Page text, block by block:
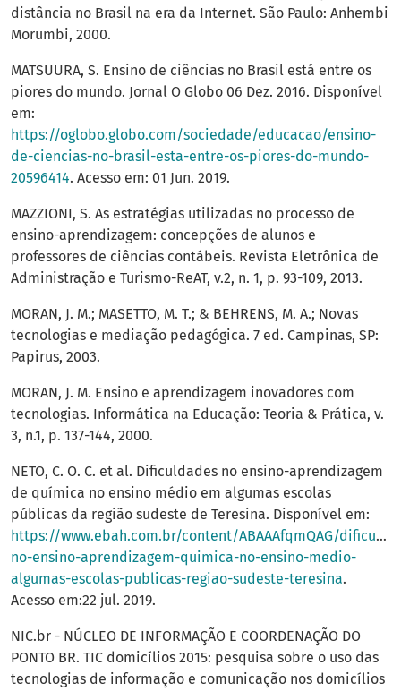
distância no Brasil na era da Internet. São Paulo: Anhembi
Morumbi, 2000.
MATSUURA, S. Ensino de ciências no Brasil está entre os
piores do mundo. Jornal O Globo 06 Dez. 2016. Disponível
em:
https://oglobo.globo.com/sociedade/educacao/ensino-
de-ciencias-no-brasil-esta-entre-os-piores-do-mundo-
20596414. Acesso em: 01 Jun. 2019.
MAZZIONI, S. As estratégias utilizadas no processo de
ensino-aprendizagem: concepções de alunos e
professores de ciências contábeis. Revista Eletrônica de
Administração e Turismo-ReAT, v.2, n. 1, p. 93-109, 2013.
MORAN, J. M.; MASETTO, M. T.; & BEHRENS, M. A.; Novas
tecnologias e mediação pedagógica. 7 ed. Campinas, SP:
Papirus, 2003.
MORAN, J. M. Ensino e aprendizagem inovadores com
tecnologias. Informática na Educação: Teoria & Prática, v.
3, n.1, p. 137-144, 2000.
NETO, C. O. C. et al. Dificuldades no ensino-aprendizagem
de química no ensino médio em algumas escolas
públicas da região sudeste de Teresina. Disponível em:
https://www.ebah.com.br/content/ABAAAfqmQAG/
no-ensino-aprendizagem-quimica-no-ensino-medio-
algumas-escolas-publicas-regiao-sudeste-teresina.
Acesso em:22 jul. 2019.
NIC.br - NÚCLEO DE INFORMAÇÃO E COORDENAÇÃO DO
PONTO BR. TIC domicílios 2015: pesquisa sobre o uso das
tecnologias de informação e comunicação nos domicílios